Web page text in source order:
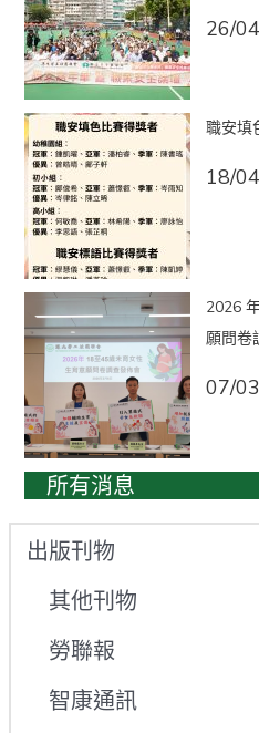
26/
職安填
18/
2026
願問卷
07/
所有消息
出版刊物
其他刊物
勞聯報
智康通訊